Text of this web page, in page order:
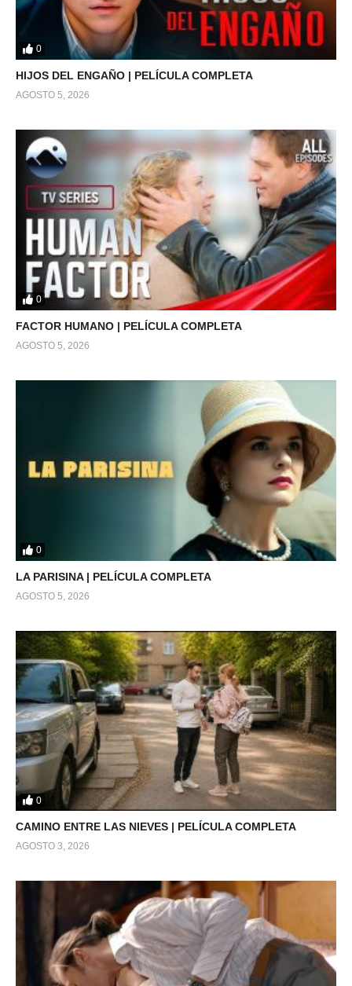
0
HIJOS DEL ENGAÑO | PELÍCULA COMPLETA
AGOSTO 5, 2026
0
FACTOR HUMANO | PELÍCULA COMPLETA
AGOSTO 5, 2026
0
LA PARISINA | PELÍCULA COMPLETA
AGOSTO 5, 2026
0
CAMINO ENTRE LAS NIEVES | PELÍCULA COMPLETA
AGOSTO 3, 2026